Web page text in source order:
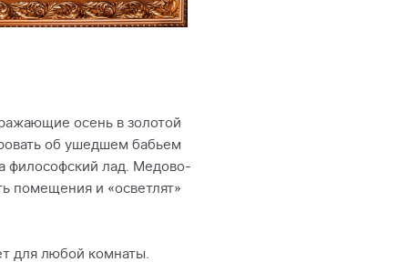
осень в золотой
об ушедшем бабьем
философский лад. Медово-
помещения и «осветлят»
для любой комнаты.